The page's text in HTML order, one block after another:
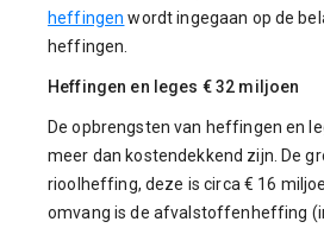
heffingen wordt ingegaan op de
heffingen.
Heffingen en leges € 32 miljoen
De opbrengsten van heffingen en
meer dan kostendekkend zijn. De
rioolheffing, deze is circa € 16
omvang is de afvalstoffenheffing